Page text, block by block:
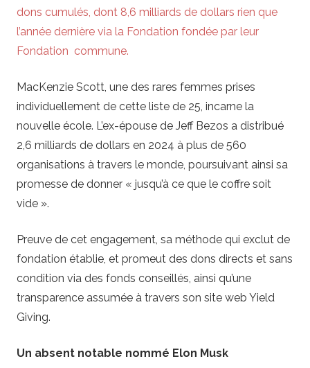
dons cumulés, dont 8,6 milliards de dollars rien que
l’année dernière via la Fondation fondée par leur
Fondation commune.
MacKenzie Scott, une des rares femmes prises
individuellement de cette liste de 25, incarne la
nouvelle école. L’ex-épouse de Jeff Bezos a distribué
2,6 milliards de dollars en 2024 à plus de 560
organisations à travers le monde, poursuivant ainsi sa
promesse de donner « jusqu’à ce que le coffre soit
vide ».
Preuve de cet engagement, sa méthode qui exclut de
fondation établie, et promeut des dons directs et sans
condition via des fonds conseillés, ainsi qu’une
transparence assumée à travers son site web Yield
Giving.
Un absent notable nommé Elon Musk